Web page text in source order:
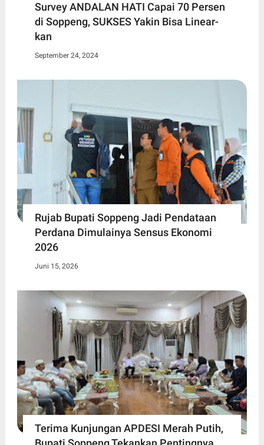
Survey ANDALAN HATI Capai 70 Persen
di Soppeng, SUKSES Yakin Bisa Linear-
kan
September 24, 2024
Rujab Bupati Soppeng Jadi Pendataan
Perdana Dimulainya Sensus Ekonomi
2026
Juni 15, 2026
Terima Kunjungan APDESI Merah Putih,